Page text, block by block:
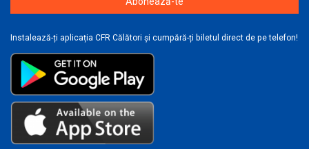
Instalează-ți aplicația CFR Călători și cumpără-ți biletul direct de pe telefon!